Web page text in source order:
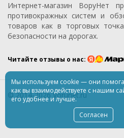
Интернет-магазин ВоруНет
противокражных систем и
товаров как в торговых
безопасности на дорогах.
Читайте отзывы о нас:
© 2014-2026 Vorunet.ru
Мы используем cookie — они
как вы взаимодействуете с нашим
его удобнееи лучше.
Согласен